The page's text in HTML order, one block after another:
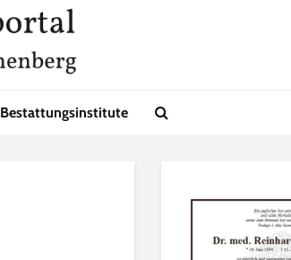
Bestattungsinstitute